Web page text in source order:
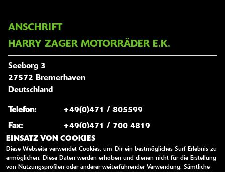
ANSCHRIFT
HARRY ZAGER MOTORRÄDER E.K.
Seeborg 3
27572 Bremerhaven
Deutschland
Telefon:
+49(0)471 / 805599
Fax:
+49(0)471 / 700 4819
Website:
http://www.zager.de
E-Mail:
harry@zager.de
EINSATZ VON COOKIES
Diese Webseite verwendet Cookies, um Dir ein bestmögliches Surf-Erlebnis zu
ermöglichen. Diese Daten werden erhoben und dienen nicht für die Erstellung
von Nutzungsprofilen oder anderer weiterführender Verwendung. Sämtliche